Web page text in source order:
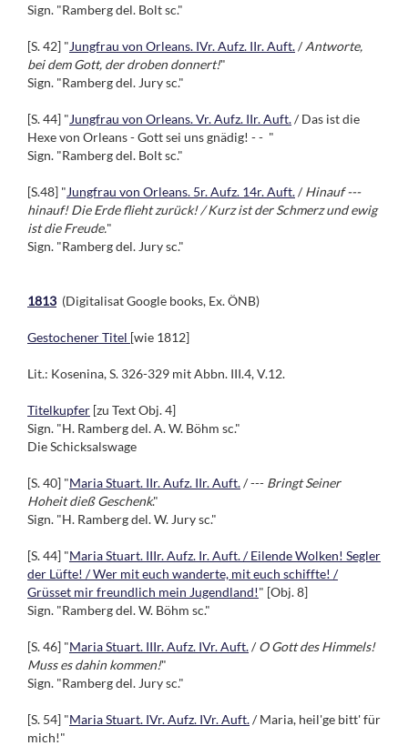
Sign. "Ramberg del. Bolt sc."
[S. 42] "Jungfrau von Orleans. IVr. Aufz. IIr. Auft./Antworte,
bei dem Gott, der droben donnert!"
Sign. "Ramberg del. Jury sc."
[S. 44] "Jungfrau von Orleans. Vr. Aufz. IIr. Auft./ Das ist die
Hexe von Orleans - Gott sei uns gnädig! - - "
Sign. "Ramberg del. Bolt sc."
[S.48] "Jungfrau von Orleans. 5r. Aufz. 14r. Auft./Hinauf ---
hinauf! Die Erde flieht zurück! / Kurz ist der Schmerz und ewig
ist die Freude."
Sign. "Ramberg del. Jury sc."
1813 (Digitalisat Google books, Ex. ÖNB)
Gestochener Titel [wie 1812]
Lit.: Kosenina, S. 326-329 mit Abbn. III.4, V.12.
Titelkupfer [zu Text Obj. 4]
Sign. "H. Ramberg del. A. W. Böhm sc."
Die Schicksalswage
[S. 40] "Maria Stuart. IIr. Aufz. IIr. Auft./ --- Bringt Seiner
Hoheit dieß Geschenk."
Sign. "H. Ramberg del. W. Jury sc."
[S. 44] "Maria Stuart. IIIr. Aufz. Ir. Auft. / Eilende Wolken! Segler
der Lüfte! / Wer mit euch wanderte, mit euch schiffte! /
Grüsset mir freundlich mein Jugendland!" [Obj. 8]
Sign. "Ramberg del. W. Böhm sc."
[S. 46] "Maria Stuart. IIIr. Aufz. IVr. Auft./O Gott des Himmels!
Muss es dahin kommen!"
Sign. "Ramberg del. Jury sc."
[S. 54] "Maria Stuart. IVr. Aufz. IVr. Auft./ Maria, heil'ge bitt' für
mich!"